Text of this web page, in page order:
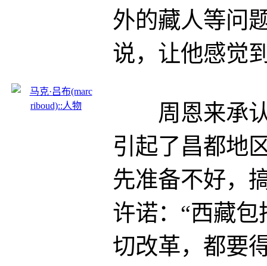
外的藏人等问
说，让他感觉
周恩来承认
引起了昌都地
先准备不好，
许诺：“西藏
切改革，都要